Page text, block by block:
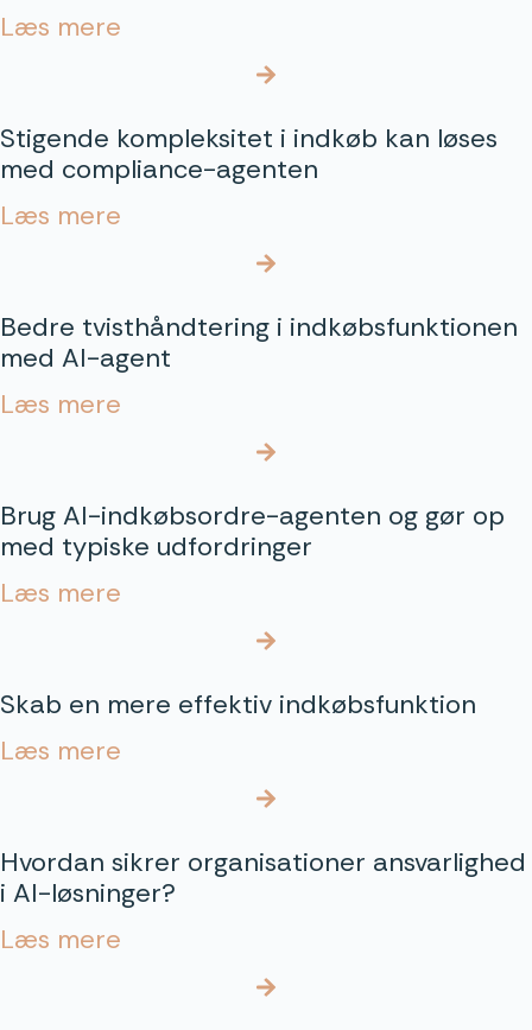
Læs mere
Stigende kompleksitet i indkøb kan løses
med compliance-agenten
Læs mere
Bedre tvisthåndtering i indkøbsfunktionen
med AI-agent
Læs mere
Brug AI-indkøbsordre-agenten og gør op
med typiske udfordringer
Læs mere
Skab en mere effektiv indkøbsfunktion
Læs mere
Hvordan sikrer organisationer ansvarlighed
i AI-løsninger?
Læs mere